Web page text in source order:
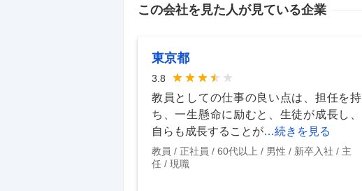
この会社を見た人が見ている企業
東京都
3.8
教員としての仕事の良い点は、担任を持
ち、一生懸命に励むと、生徒が成長し、
自らも成長することが…続きを見る
教員 正社員 60代以上 男性 新卒入社
主
任
現職